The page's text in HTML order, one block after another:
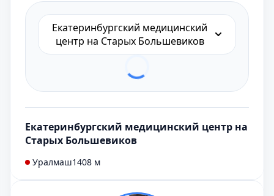
Екатеринбургский медицинский
центр на Старых Большевиков
Екатеринбургский медицинский центр на
Старых Большевиков
Уралмаш1408 м